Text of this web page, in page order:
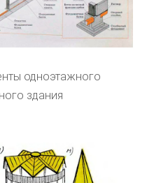
одноэтажного
здания